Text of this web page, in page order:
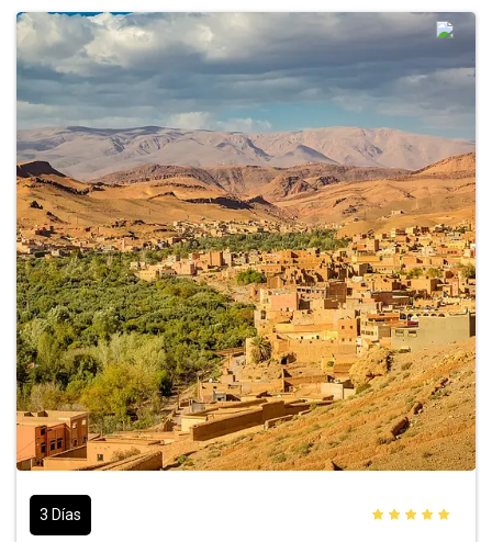
3 Días